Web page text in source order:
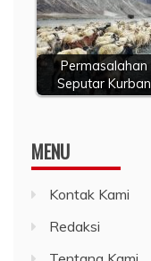
Permasalahan
Seputar Kurban
MENU
Kontak Kami
Redaksi